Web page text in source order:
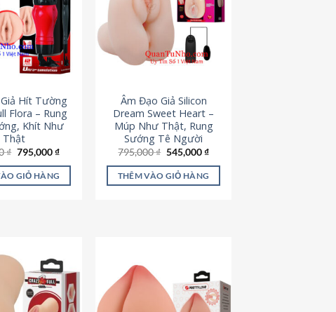
Hít Tường
Flora – Rung
Khít Như
Thật
₫ Giá
là:
995,000 ₫.
795,000₫Giá
tại
là:
GIỎ HÀNG
Âm Đạo Giả Silicon
Dream Sweet Heart –
Múp Như Thật, Rung
Sướng Tê Người
795,000₫ Giá
là:
795,000 ₫.
545,000₫Giá
tại
là:
THÊM VÀO GIỎ HÀNG